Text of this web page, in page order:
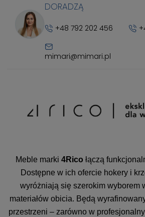
DORADZĄ
+48 792 202 456
mimari@mimari.pl
Meble marki 4Rico łączą
Dostępne w ich ofercie hokery i
wyróżniają się szerokim wyborem
materiałów obicia. Będą
przestrzeni – zarówno w